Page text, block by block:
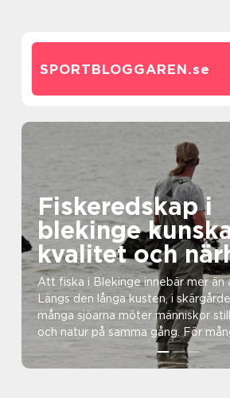
SPORTBLOGGAREN.se
Fiskeredskap i
blekinge kunskap,
kvalitet och
havet
Att fiska i Blekinge innebär mer än
Längs den långa kusten, i
många sjöarna möter människor
och natur på samma gång. För
fiskere...